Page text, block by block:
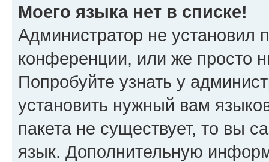
Моего языка нет в списке!
Администратор не установил
конференции, или же просто
Попробуйте узнать у
установить нужный вам
пакета не существует, то вы
язык. Дополнительную